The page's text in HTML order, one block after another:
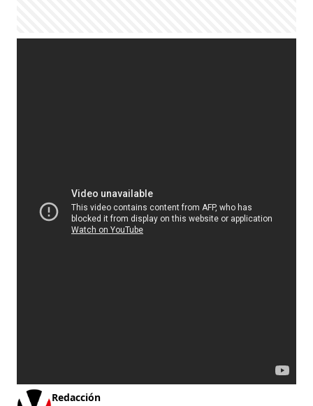
Redacción